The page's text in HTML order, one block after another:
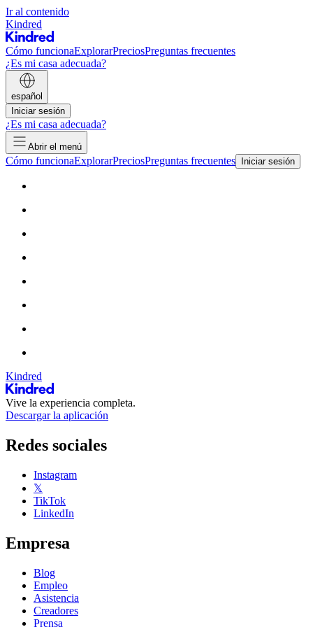
Ir al contenido
Kindred
Cómo funcionaExplorarPreciosPreguntas frecuentes
¿Es mi casa adecuada?
español
Iniciar sesión
¿Es mi casa adecuada?
Abrir el menú
Cómo funcionaExplorarPreciosPreguntas frecuentes Iniciar sesión
Kindred
Vive la experiencia completa.
Descargar la aplicación
Redes sociales
Instagram
𝕏
TikTok
LinkedIn
Empresa
Blog
Empleo
Asistencia
Creadores
Prensa